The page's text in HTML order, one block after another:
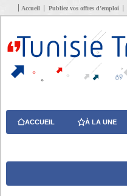
Accueil Publiez vos offres d’emploi
ACCUEIL À LA UNE